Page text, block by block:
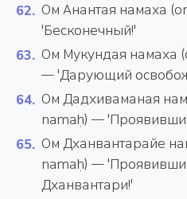
Ом Анантая намаха
'Бесконечный!'
Ом Мукундая намаха
— 'Дарующий
Ом Дадхиваманая
namaḥ) —
Ом Дханвантарайе
namaḥ) —
Дханвантари!'